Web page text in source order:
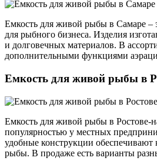
Емкость для живой рыбы в Самаре –
для рыбного бизнеса. Изделия
и долговечных материалов. В
дополнительными функциями
Емкость для живой рыбы в
Емкость для живой рыбы в Ростове-
популярностью у местных
удобные конструкции обеспечивают
рыбы. В продаже есть варианты